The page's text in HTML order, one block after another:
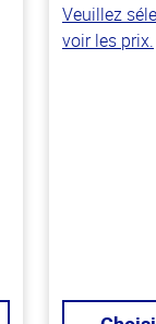
Veuillez
voir les prix.